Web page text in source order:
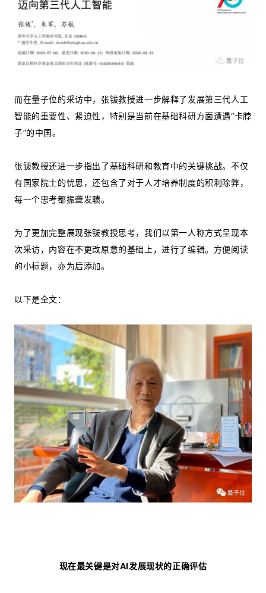
而在量子位的采访中，张钹教授进一步解释了发展第三代人工
智能的重要性、紧迫性，特别是当前在基础科研方面遭遇“卡脖
子”的中国。
张钹教授还进一步指出了基础科研和教育中的关键挑战。不仅
有国家院士的忧思，还包含了对于人才培养制度的积利除弊，
每一个思考都振聋发聩。
为了更加完整展现张钹教授思考，我们以第一人称方式呈现本
次采访，内容在不更改原意的基础上，进行了编辑。方便阅读
的小标题，亦为后添加。
以下是全文：
现在最关键是对AI发展现状的正确评估